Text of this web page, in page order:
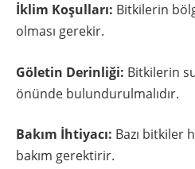
İklim Koşulları: Bitkilerin
olması gerekir.
Göletin Derinliği: Bitkilerin
önünde bulundurulmalıdır.
Bakım İhtiyacı: Bazı bitkiler
bakım gerektirir.